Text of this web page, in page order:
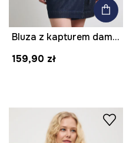
Bluza z kapturem damska z motywem zwierzęcym
159,90 zł